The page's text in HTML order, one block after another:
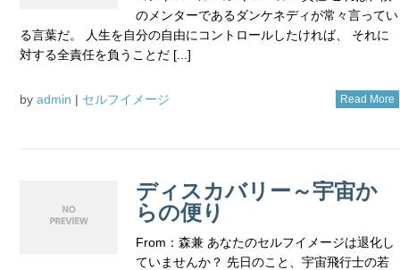
のメンターであるダンケネディが常々言ってい
る言葉だ。 人生を自分の自由にコントロールしたければ、 それに
対する全責任を負うことだ [...]
by admin | セルフイメージ Read More
ディスカバリー～宇宙か
らの便り
From：森兼 あなたのセルフイメージは退化し
ていませんか？ 先日のこと、宇宙飛行士の若